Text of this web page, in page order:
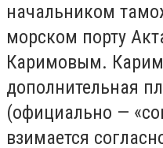
начальником
морском порту
Каримовым.
дополнительная
(официально —
взимается